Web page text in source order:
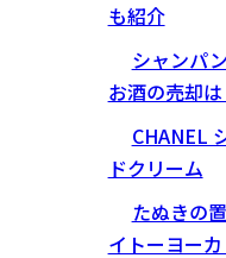
も紹介
シャンパ
お酒の売却
CHANEL
ドクリーム
たぬきの
イトーヨー